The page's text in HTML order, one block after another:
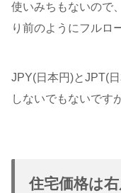
使いみちもないので
り前のようにフルロ
JPY(日本円)とJPT(
しないでもないです
住宅価格は